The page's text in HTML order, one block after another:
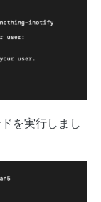
を実行しまし